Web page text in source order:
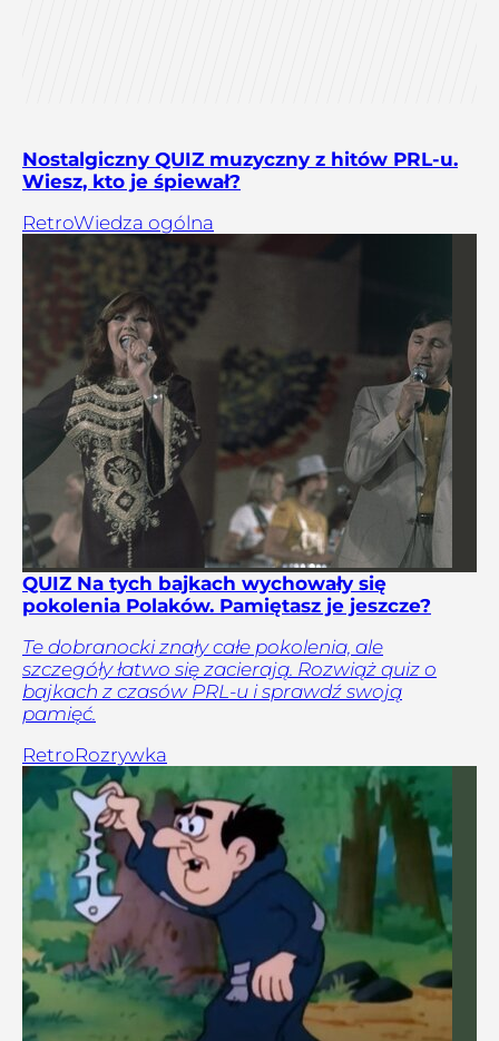
Nostalgiczny QUIZ muzyczny z hitów PRL-u.
Wiesz, kto je śpiewał?
RetroWiedza ogólna
QUIZ Na tych bajkach wychowały się
pokolenia Polaków. Pamiętasz je jeszcze?
Te dobranocki znały całe pokolenia, ale
szczegóły łatwo się zacierają. Rozwiąż quiz o
bajkach z czasów PRL-u i sprawdź swoją
pamięć.
RetroRozrywka